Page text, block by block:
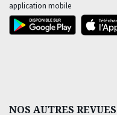
application mobile
NOS AUTRES REVUES